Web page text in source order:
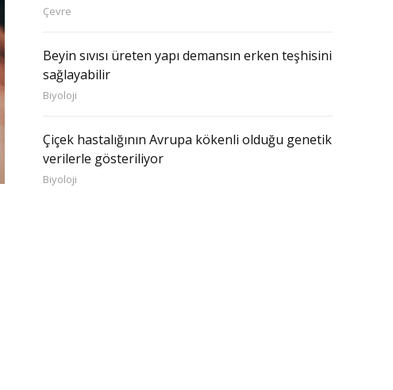
Çevre
Beyin sıvısı üreten yapı demansın erken teşhisini
sağlayabilir
Biyoloji
Çiçek hastalığının Avrupa kökenli olduğu genetik
verilerle gösteriliyor
Biyoloji